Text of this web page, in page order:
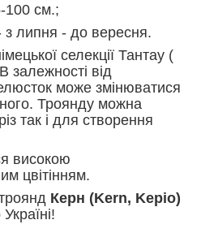
100 см.;
з липня - до вересня.
селекції Тантау (
В залежності від
може змінюватися
Троянду можна
так і для створення
високою
цвітінням.
Керн (Kern, Kepio)